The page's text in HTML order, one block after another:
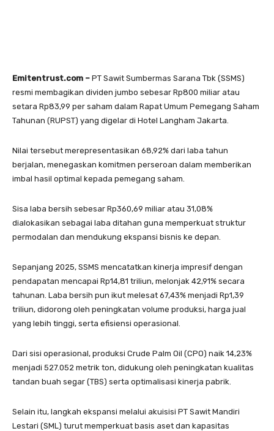
Emitentrust.com – PT Sawit Sumbermas Sarana Tbk (SSMS)
resmi membagikan dividen jumbo sebesar Rp800 miliar atau
setara Rp83,99 per saham dalam Rapat Umum Pemegang Saham
Tahunan (RUPST) yang digelar di Hotel Langham Jakarta.
Nilai tersebut merepresentasikan 68,92% dari laba tahun
berjalan, menegaskan komitmen perseroan dalam memberikan
imbal hasil optimal kepada pemegang saham.
Sisa laba bersih sebesar Rp360,69 miliar atau 31,08%
dialokasikan sebagai laba ditahan guna memperkuat struktur
permodalan dan mendukung ekspansi bisnis ke depan.
Sepanjang 2025, SSMS mencatatkan kinerja impresif dengan
pendapatan mencapai Rp14,81 triliun, melonjak 42,91% secara
tahunan. Laba bersih pun ikut melesat 67,43% menjadi Rp1,39
triliun, didorong oleh peningkatan volume produksi, harga jual
yang lebih tinggi, serta efisiensi operasional.
Dari sisi operasional, produksi Crude Palm Oil (CPO) naik 14,23%
menjadi 527.052 metrik ton, didukung oleh peningkatan kualitas
tandan buah segar (TBS) serta optimalisasi kinerja pabrik.
Selain itu, langkah ekspansi melalui akuisisi PT Sawit Mandiri
Lestari (SML) turut memperkuat basis aset dan kapasitas